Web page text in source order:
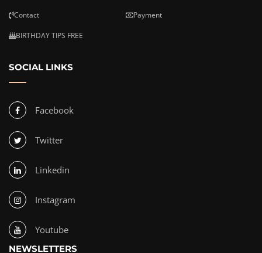
Contact Payment
BIRTHDAY TIPS FREE
SOCIAL LINKS
Facebook
Twitter
Linkedin
Instagram
Youtube
NEWSLETTERS